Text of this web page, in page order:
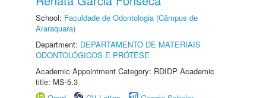
School: Faculdade de Odontologia (Câmpus de
Araraquara)
Department: DEPARTAMENTO DE MATERIAIS
ODONTOLÓGICOS E PRÓTESE
Academic Appointment Category: RDIDP Academic
title: MS-5.3